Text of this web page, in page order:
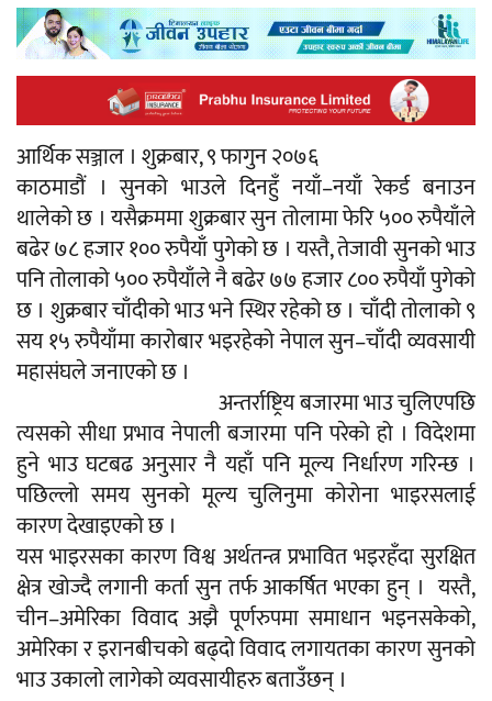
आर्थिक सञ्जाल । शुक्रबार, ९ फागुन २०७६
काठमाडौं । सुनको भाउले दिनहुँ नयाँ–नयाँ रेकर्ड बनाउन
थालेको छ । यसैक्रममा शुक्रबार सुन तोलामा फेरि ५०० रुपैयाँले
बढेर ७८ हजार १०० रुपैयाँ पुगेको छ । यस्तै, तेजावी सुनको भाउ
पनि तोलाको ५०० रुपैयाँले नै बढेर ७७ हजार ८०० रुपैयाँ पुगेको
छ । शुक्रबार चाँदीको भाउ भने स्थिर रहेको छ । चाँदी तोलाको ९
सय १५ रुपैयाँमा कारोबार भइरहेको नेपाल सुन–चाँदी व्यवसायी
महासंघले जनाएको छ ।
अन्तर्राष्ट्रिय बजारमा भाउ चुलिएपछि
त्यसको सीधा प्रभाव नेपाली बजारमा पनि परेको हो । विदेशमा
हुने भाउ घटबढ अनुसार नै यहाँ पनि मूल्य निर्धारण गरिन्छ ।
पछिल्लो समय सुनको मूल्य चुलिनुमा कोरोना भाइरसलाई
कारण देखाइएको छ ।
यस भाइरसका कारण विश्व अर्थतन्त्र प्रभावित भइरहँदा सुरक्षित
क्षेत्र खोज्दै लगानी कर्ता सुन तर्फ आकर्षित भएका हुन् । यस्तै,
चीन–अमेरिका विवाद अझै पूर्णरुपमा समाधान भइनसकेको,
अमेरिका र इरानबीचको बढ्दो विवाद लगायतका कारण सुनको
भाउ उकालो लागेको व्यवसायीहरु बताउँछन् ।